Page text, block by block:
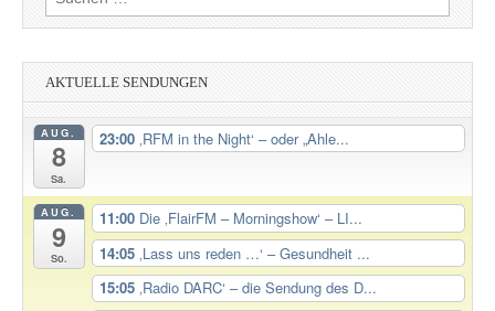
nach:
AKTUELLE SENDUNGEN
AUG.
8
Sa.
23:00 ‚RFM in the Night‘ – oder „Ahle...
AUG.
9
So.
11:00 Die ‚FlairFM – Morningshow‘ – LI...
14:05 ‚Lass uns reden …‘ – Gesundheit ...
15:05 ‚Radio DARC‘ – die Sendung des D...